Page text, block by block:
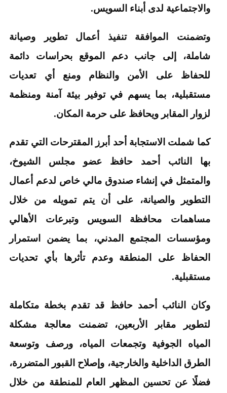
والاجتماعية لدى أبناء السويس.
وتضمنت الموافقة تنفيذ أعمال تطوير وصيانة
شاملة، إلى جانب دعم الموقع بحراسات دائمة
للحفاظ على الأمن والنظام ومنع أي تعديات
مستقبلية، بما يسهم في توفير بيئة آمنة ومنظمة
لزوار المقابر ويحافظ على حرمة المكان.
كما شملت الاستجابة أحد أبرز المقترحات التي تقدم
بها النائب أحمد حافظ عضو مجلس الشيوخ،
والمتمثل في إنشاء صندوق مالي خاص لدعم أعمال
التطوير والصيانة، على أن يتم تمويله من خلال
مساهمات محافظة السويس وتبرعات الأهالي
ومؤسسات المجتمع المدني، بما يضمن استمرار
الحفاظ على المنطقة وعدم تأثرها بأي تحديات
مستقبلية.
وكان النائب أحمد حافظ قد تقدم بخطة متكاملة
لتطوير مقابر الأربعين، تضمنت معالجة مشكلة
المياه الجوفية وتجمعات المياه، ورصف وتوسعة
الطرق الداخلية والخارجية، وإصلاح القبور المتضررة،
فضلًا عن تحسين المظهر العام للمنطقة من خلال